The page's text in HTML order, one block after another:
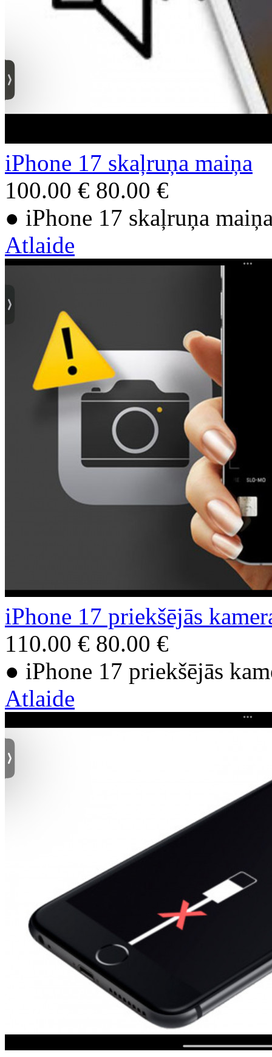
iPhone 17 skaļruņa maiņa
100.00 € 80.00 €
● iPhone 17 skaļruņa
Atlaide
iPhone 17 priekšējās
110.00 € 80.00 €
● iPhone 17 priekšējās
Atlaide